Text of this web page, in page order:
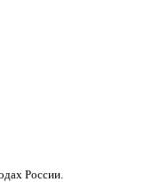
России.